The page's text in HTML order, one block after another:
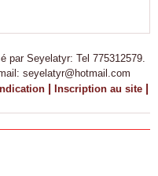
par Seyelatyr: Tel 775312579.
seyelatyr@hotmail.com
| Inscription au site |